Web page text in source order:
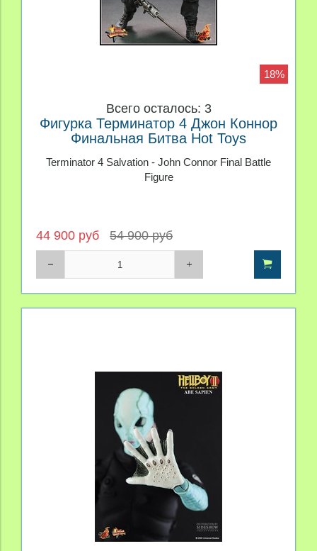
18%
Всего осталось: 3
Фигурка Терминатор 4 Джон Коннор
Финальная Битва Hot Toys
Terminator 4 Salvation - John Connor Final Battle
Figure
44 900 руб 54 900 руб